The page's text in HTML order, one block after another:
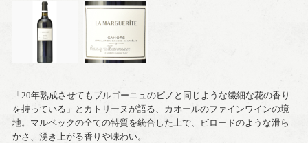
「20年熟成させてもブルゴーニュのピノと同じような繊細な花の香り
を持っている」とカトリーヌが語る、カオールのファインワインの境
地。マルベックの全ての特質を統合した上で、ビロードのような滑ら
かさ、湧き上がる香りや味わい。